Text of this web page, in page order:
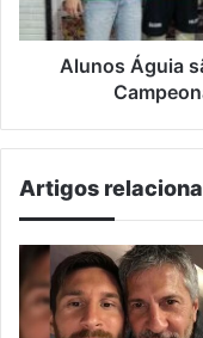
Estadual
de
VoleibolAlunos Águia
Artigos